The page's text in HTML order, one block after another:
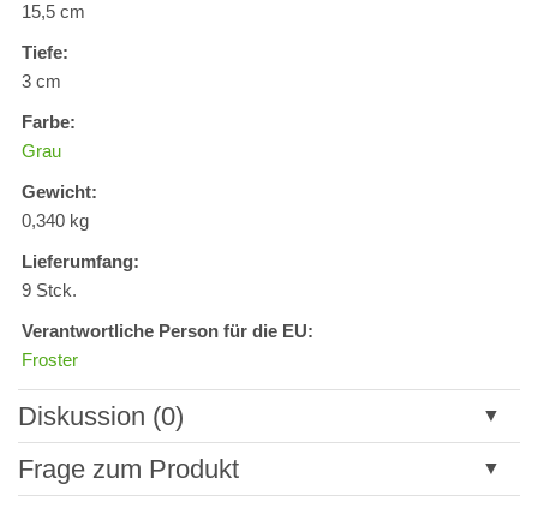
15,5 cm
Tiefe:
3 cm
Farbe:
Grau
Gewicht:
0,340 kg
Lieferumfang:
9 Stck.
Verantwortliche Person für die EU:
Froster
Diskussion (0)
Neuer Kommentar
Frage zum Produkt